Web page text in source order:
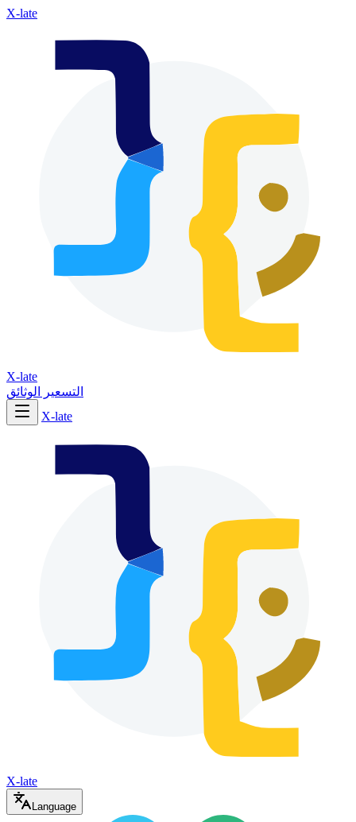
X-late
X-late
التسعير
الوثائق
X-late
X-late
Language